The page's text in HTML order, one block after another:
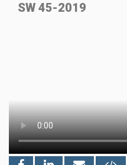
SW 45-2019